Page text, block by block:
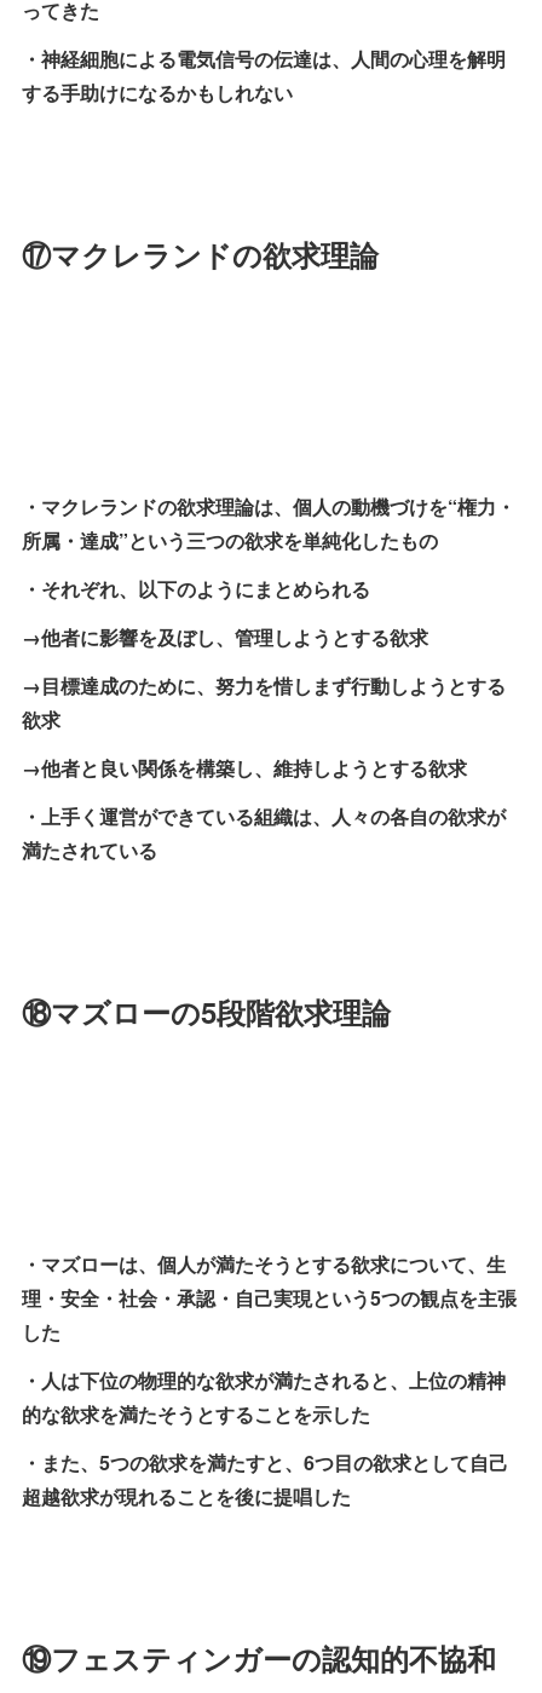
ってきた
・神経細胞による電気信号の伝達は、人間の心理を解明
する手助けになるかもしれない
⑰マクレランドの欲求理論
・マクレランドの欲求理論は、個人の動機づけを“権力・
所属・達成”という三つの欲求を単純化したもの
・それぞれ、以下のようにまとめられる
→他者に影響を及ぼし、管理しようとする欲求
→目標達成のために、努力を惜しまず行動しようとする
欲求
→他者と良い関係を構築し、維持しようとする欲求
・上手く運営ができている組織は、人々の各自の欲求が
満たされている
⑱マズローの5段階欲求理論
・マズローは、個人が満たそうとする欲求について、生
理・安全・社会・承認・自己実現という5つの観点を主張
した
・人は下位の物理的な欲求が満たされると、上位の精神
的な欲求を満たそうとすることを示した
・また、5つの欲求を満たすと、6つ目の欲求として自己
超越欲求が現れることを後に提唱した
⑲フェスティンガーの認知的不協和